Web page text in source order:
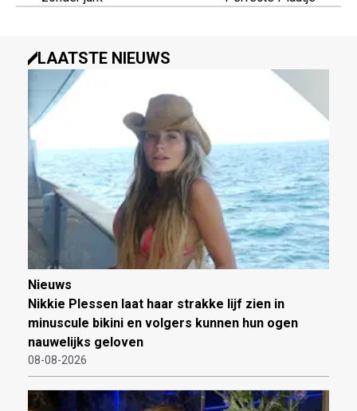
LAATSTE NIEUWS
Nieuws
Nikkie Plessen laat haar strakke lijf zien in
minuscule bikini en volgers kunnen hun ogen
nauwelijks geloven
08-08-2026